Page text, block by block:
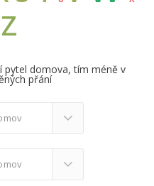
Z
pytel domova, tím méně v
přání